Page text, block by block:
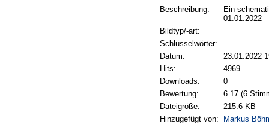
Beschreibung:
Ein
01.01.2022
Bildtyp/-art:
Schlüsselwörter:
Datum:
23.01.2022
Hits:
4969
Downloads:
0
Bewertung:
6.17 (6
Dateigröße:
215.6 KB
Hinzugefügt von:
Markus